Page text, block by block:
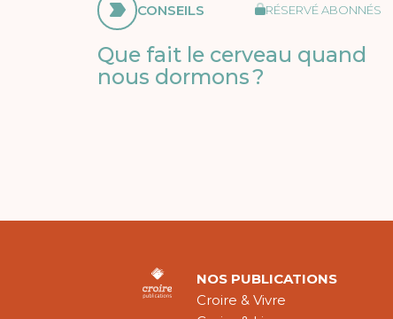
CONSEILS RÉSERVÉ ABONNÉS
Que fait le cerveau quand
nous dormons ?
NOS PUBLICATIONS
Croire & Vivre